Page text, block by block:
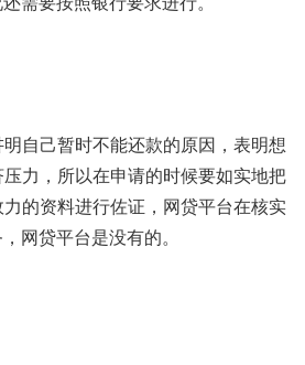
自己暂时不能还款的原因，表明想
力，所以在申请的时候要如实地把
的资料进行佐证，网贷平台在核实
网贷平台是没有的。